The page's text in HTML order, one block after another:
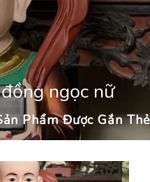
ngọc nữ
Phẩm Được Gắn